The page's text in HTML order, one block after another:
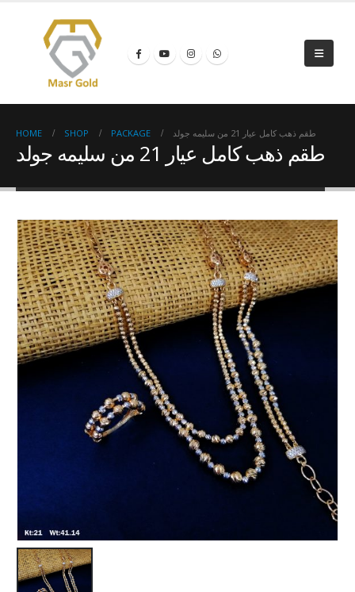
HOME SHOP PACKAGE طقم ذهب كامل عيار 21 من سليمه جولد
طقم ذهب كامل عيار 21 من سليمه جولد